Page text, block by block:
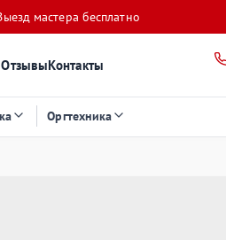
мастера бесплатно
ОтзывыКонтакты
Оргтехника